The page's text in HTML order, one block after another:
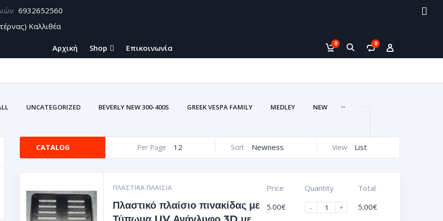
6932652560
Καλλιθέα
Αρχική Shop Επικοινωνία 0 0
UNCATEGORIZED BEVERLY NEW 300-400S GREEK VESPA FAMILY MEDLEY NEW ...
CATALOG View List
Sort Newness
Per Page 12
ΠΛΑΣΤΙΚΆ ΠΛΑΊΣΙΑ
Πλαστικό πλαίσιο πινακίδας με
Price
5.00€
Quantity
-
+
Total
5.00€